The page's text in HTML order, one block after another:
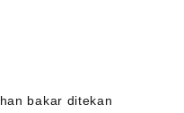
bakar ditekan